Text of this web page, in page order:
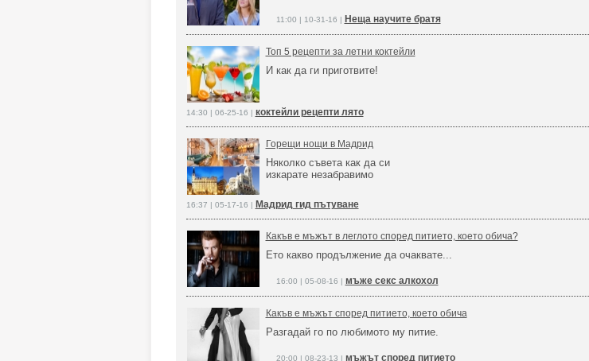
11:00 | 10-31-16 | Неща научите братя
Топ 5 рецепти за летни коктейли
И как да ги приготвите!
14:30 | 06-25-16 | коктейли рецепти лято
Горещи нощи в Мадрид
Няколко съвета как да си
изкарате незабравимо
16:37 | 05-17-16 | Мадрид гид пътуване
Какъв е мъжът в леглото според питието, което обича?
Ето какво продължение да очаквате...
16:00 | 05-08-16 | мъже секс алкохол
Какъв е мъжът според питието, което обича
Разгадай го по любимото му питие.
20:00 | 08-23-13 | мъжът според питието